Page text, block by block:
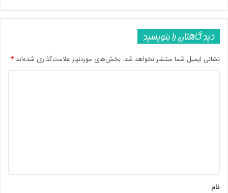
دیدگاهتان را بنویسید
نشانی ایمیل شما منتشر نخواهد شد. بخش‌های موردنیاز علامت‌گذاری شده‌اند *
نام